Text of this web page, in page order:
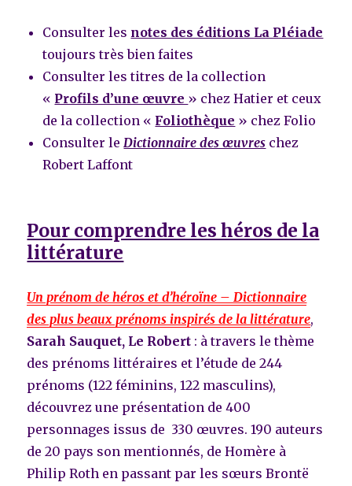
Consulter les notes des éditions La Pléiade
toujours très bien faites
Consulter les titres de la collection
« Profils d’une œuvre » chez Hatier et ceux
de la collection « Foliothèque » chez Folio
Consulter le Dictionnaire des œuvres chez
Robert Laffont
Pour comprendre les héros de la
littérature
Un prénom de héros et d’héroïne – Dictionnaire
des plus beaux prénoms inspirés de la littérature,
Sarah Sauquet, Le Robert : à travers le thème
des prénoms littéraires et l’étude de 244
prénoms (122 féminins, 122 masculins),
découvrez une présentation de 400
personnages issus de 330 œuvres. 190 auteurs
de 20 pays son mentionnés, de Homère à
Philip Roth en passant par les sœurs Brontë